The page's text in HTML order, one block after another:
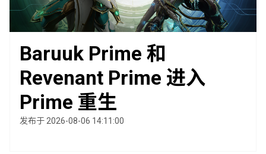
Baruuk Prime 和
Revenant Prime 进入
Prime 重生
发布于 2026-08-06 14:11:00